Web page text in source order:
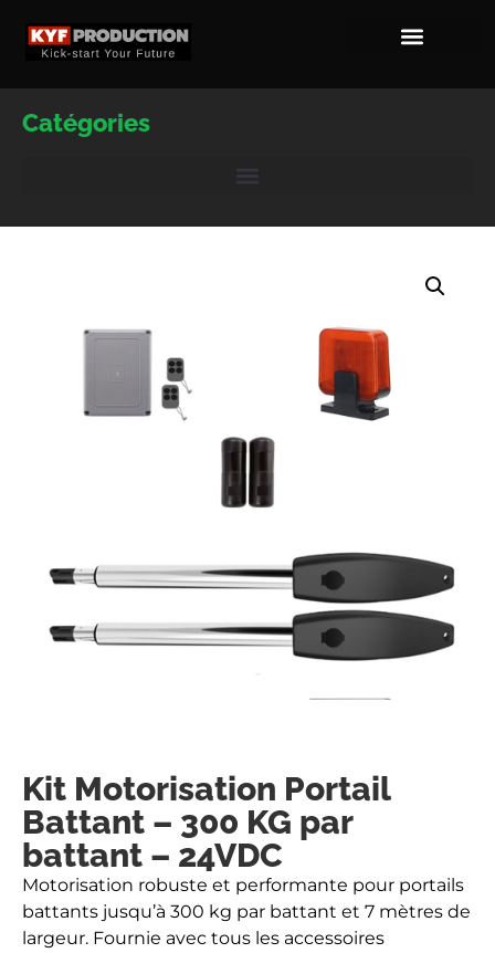
Catégories
Kit Motorisation Portail
Battant – 300 KG par
battant – 24VDC
Motorisation robuste et performante pour portails
battants jusqu’à 300 kg par battant et 7 mètres de
largeur. Fournie avec tous les accessoires